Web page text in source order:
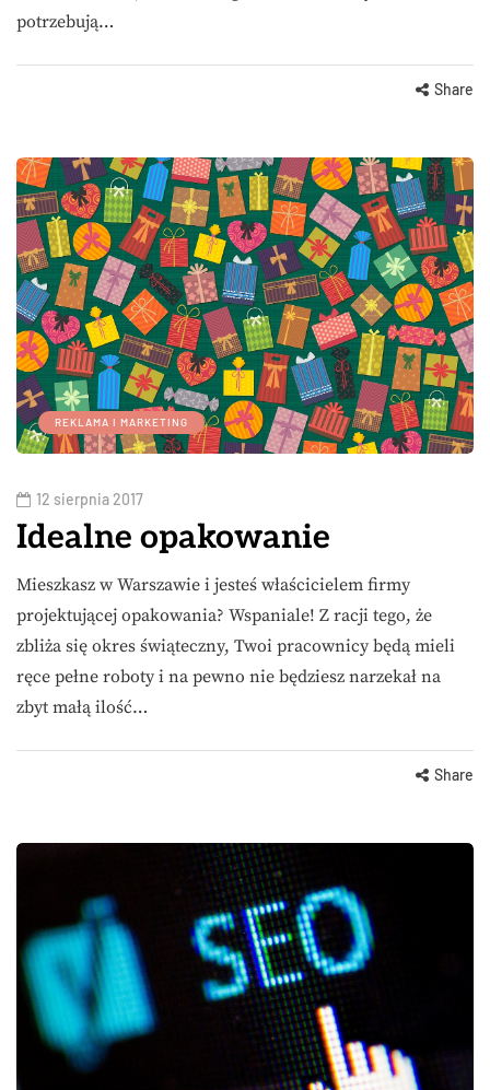
potrzebują…
Share
REKLAMA I MARKETING
12 sierpnia 2017
Idealne opakowanie
Mieszkasz w Warszawie i jesteś właścicielem firmy
projektującej opakowania? Wspaniale! Z racji tego, że
zbliża się okres świąteczny, Twoi pracownicy będą mieli
ręce pełne roboty i na pewno nie będziesz narzekał na
zbyt małą ilość…
Share